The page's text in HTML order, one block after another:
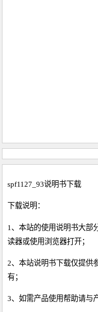
spf1127_93说明书下载
下载说明：
1、本站的使用说明书大部
读器或使用浏览器打开；
2、本站说明书下载仅提供
有；
3、如需产品使用帮助请与